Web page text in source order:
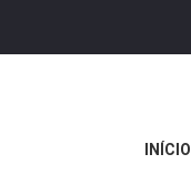
INÍCIO